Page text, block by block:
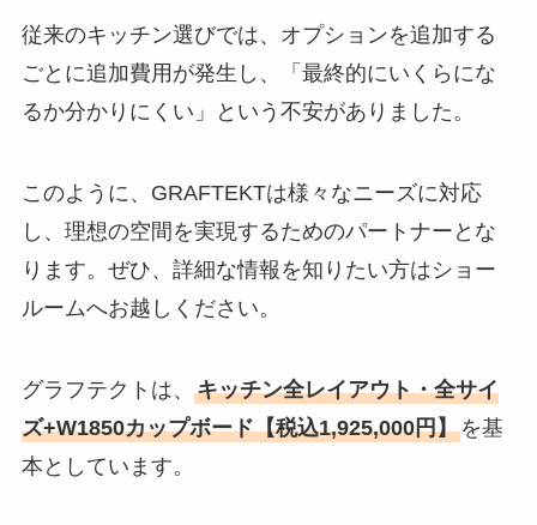
従来のキッチン選びでは、オプションを追加する
ごとに追加費用が発生し、「最終的にいくらにな
るか分かりにくい」という不安がありました。
このように、GRAFTEKTは様々なニーズに対応
し、理想の空間を実現するためのパートナーとな
ります。ぜひ、詳細な情報を知りたい方はショー
ルームへお越しください。
グラフテクトは、 キッチン全レイアウト・全サイ
ズ+W1850カップボード【税込1,925,000円】を基
本としています。